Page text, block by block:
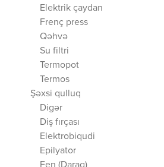
Elektrik çaydan
Frenç press
Qəhvə
Su filtri
Termopot
Termos
Şəxsi qulluq
Digər
Diş fırçası
Elektrobiqudi
Epilyator